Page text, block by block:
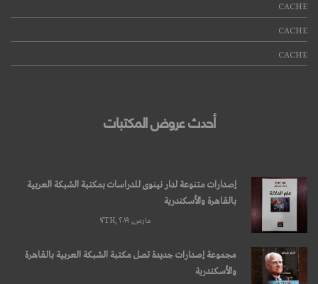
CACHE
CACHE
CACHE
أحدث عروض المكتبات
إصدارات متنوعة لدار نينوى للدراسات بمكتبة الشبكة العربية
بالقاهرة والأسكندرية
مارس, ۱۲TH, ۲۰۱۹
مجموعة إصدارات جديدة تصل مكتبة الشبكة العربية بالقاهرة
والأسكندرية